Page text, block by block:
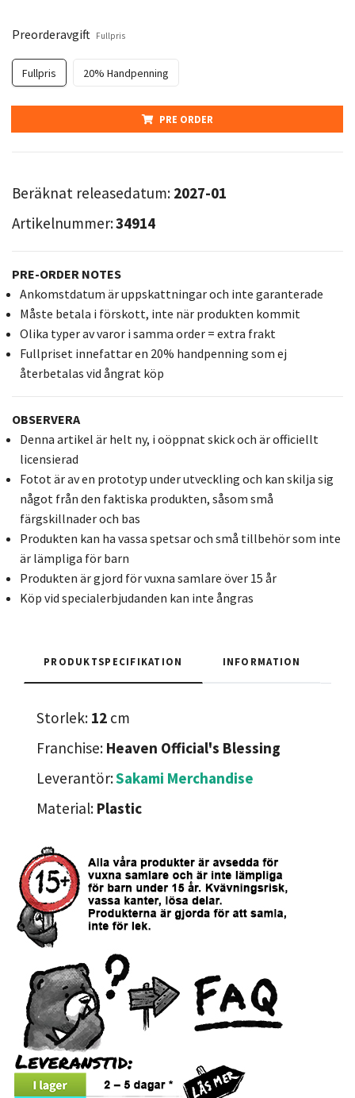
Preorderavgift Fullpris
Fullpris 20% Handpenning
PRE ORDER
Beräknat releasedatum: 2027-01
Artikelnummer:34914
PRE-ORDER NOTES
Ankomstdatum är uppskattningar och inte garanterade
Måste betala i förskott, inte när produkten kommit
Olika typer av varor i samma order = extra frakt
Fullpriset innefattar en 20% handpenning som ej
återbetalas vid ångrat köp
OBSERVERA
Denna artikel är helt ny, i oöppnat skick och är officiellt
licensierad
Fotot är av en prototyp under utveckling och kan skilja sig
något från den faktiska produkten, såsom små
färgskillnader och bas
Produkten kan ha vassa spetsar och små tillbehör som inte
är lämpliga för barn
Produkten är gjord för vuxna samlare över 15 år
Köp vid specialerbjudanden kan inte ångras
PRODUKTSPECIFIKATION INFORMATION
Storlek: 12 cm
Franchise: Heaven Official's Blessing
Leverantör:Sakami Merchandise
Material: Plastic